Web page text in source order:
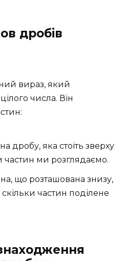
дробів
вираз, який
числа. Він
дробу, яка стоїть зверху
частин ми розглядаємо.
що розташована знизу,
частин поділене